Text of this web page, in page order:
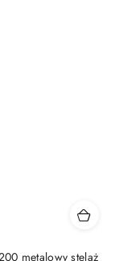
metalowy stelaż